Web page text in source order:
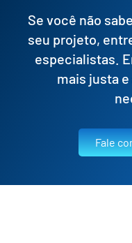
Se você não
seu projeto,
especialistas.
mais justa e
Fale